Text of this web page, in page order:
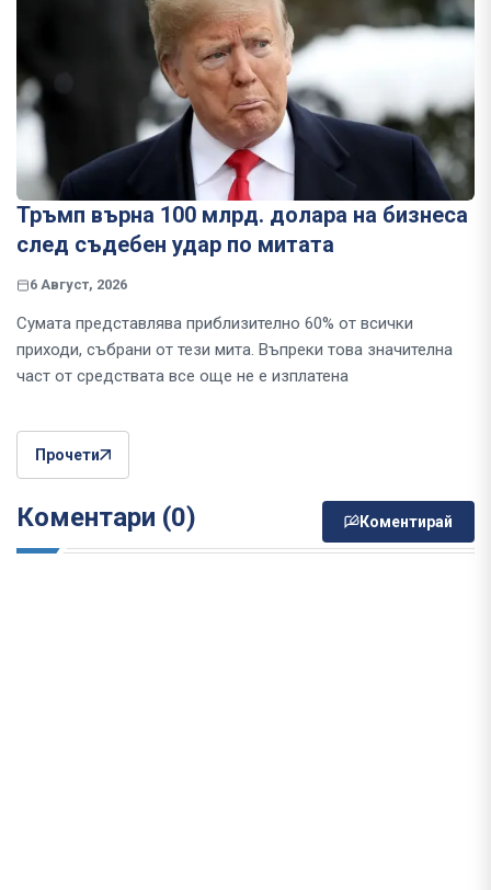
Тръмп върна 100 млрд. долара на бизнеса
след съдебен удар по митата
6 Август, 2026
Сумата представлява приблизително 60% от всички
приходи, събрани от тези мита. Въпреки това значителна
част от средствата все още не е изплатена
Прочети
Коментари (0) Коментирай